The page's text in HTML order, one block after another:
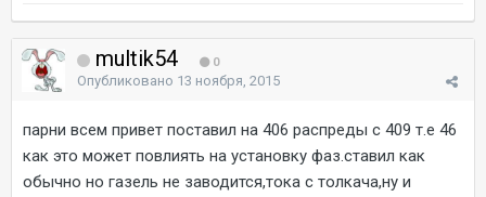
multik54 0
Опубликовано 13 ноября, 2015
парни всем привет поставил на 406 распреды с 409 т.е 46
как это может повлиять на установку фаз.ставил как
обычно но газель не заводится,тока с толкача,ну и